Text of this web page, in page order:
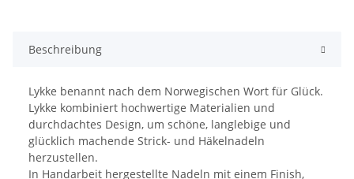
Beschreibung
Lykke benannt nach dem Norwegischen Wort für Glück.
Lykke kombiniert hochwertige Materialien und
durchdachtes Design, um schöne, langlebige und
glücklich machende Strick- und Häkelnadeln
herzustellen.
In Handarbeit hergestellte Nadeln mit einem Finish,